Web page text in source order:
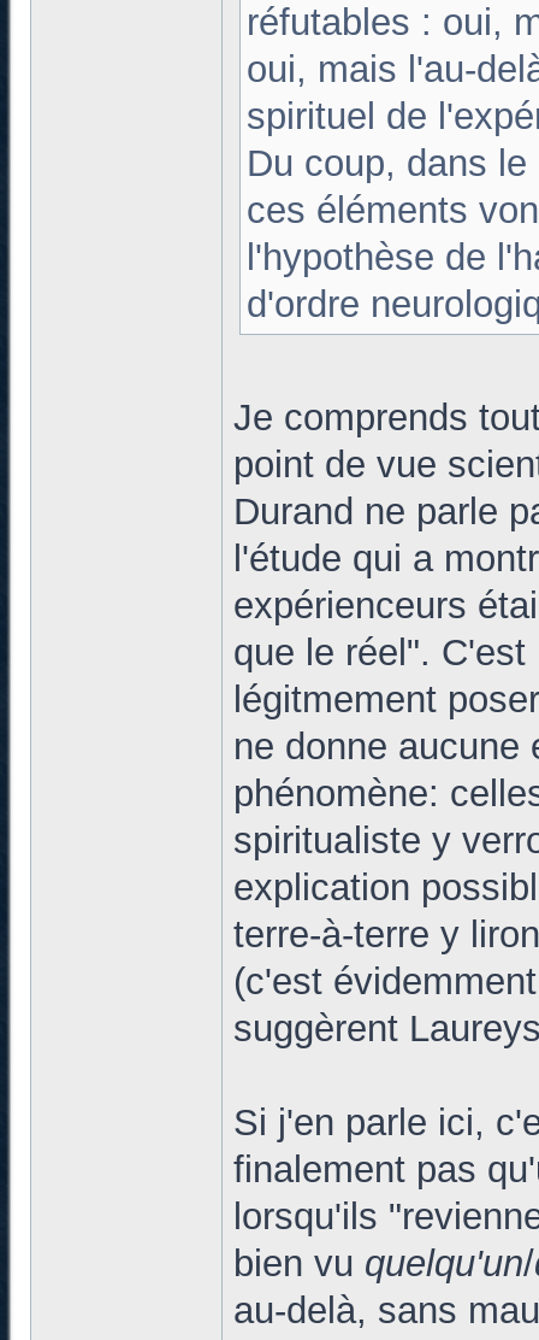
réfutables : oui,
oui, mais l'au-
spirituel de
Du coup, dans
ces éléments
l'hypothèse de
d'ordre
Je comprends
point de vue
Durand ne parle
l'étude qui a
expérienceurs
que le réel".
légitmement
ne donne aucune
phénomène:
spiritualiste y
explication
terre-à-terre y
(c'est
suggèrent
Si j'en parle ici,
finalement pas
lorsqu'ils
bien vu quelqu'un/
au-delà, sans